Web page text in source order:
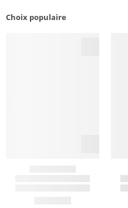
Choix populaire